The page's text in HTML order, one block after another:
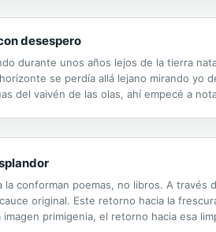
desespero
durante unos años lejos de la tierra
se perdía allá lejano mirando yo
del vaivén de las olas, ahí empecé a
la conforman poemas, no libros. A
original. Este retorno hacia la
imagen primigenia, el retorno hacia esa